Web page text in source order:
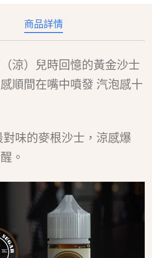
商品詳情
涼）兒時回憶的黃金沙士
順間在嘴中噴發 汽泡感十
味的麥根沙士，涼感爆
。